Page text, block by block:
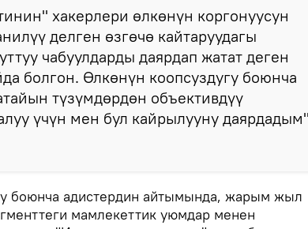
хакерлери өлкөнүн коргонуусун
делген өзгөчө кайтаруудагы
чабуулдарды даярдап жатат деген
болгон. Өлкөнүн коопсуздугу боюнча
түзүмдөрдөн объективдүү
үчүн мен бул кайрылууну
боюнча адистердин айтымында, жарым жыл
мамлекеттик уюмдар менен